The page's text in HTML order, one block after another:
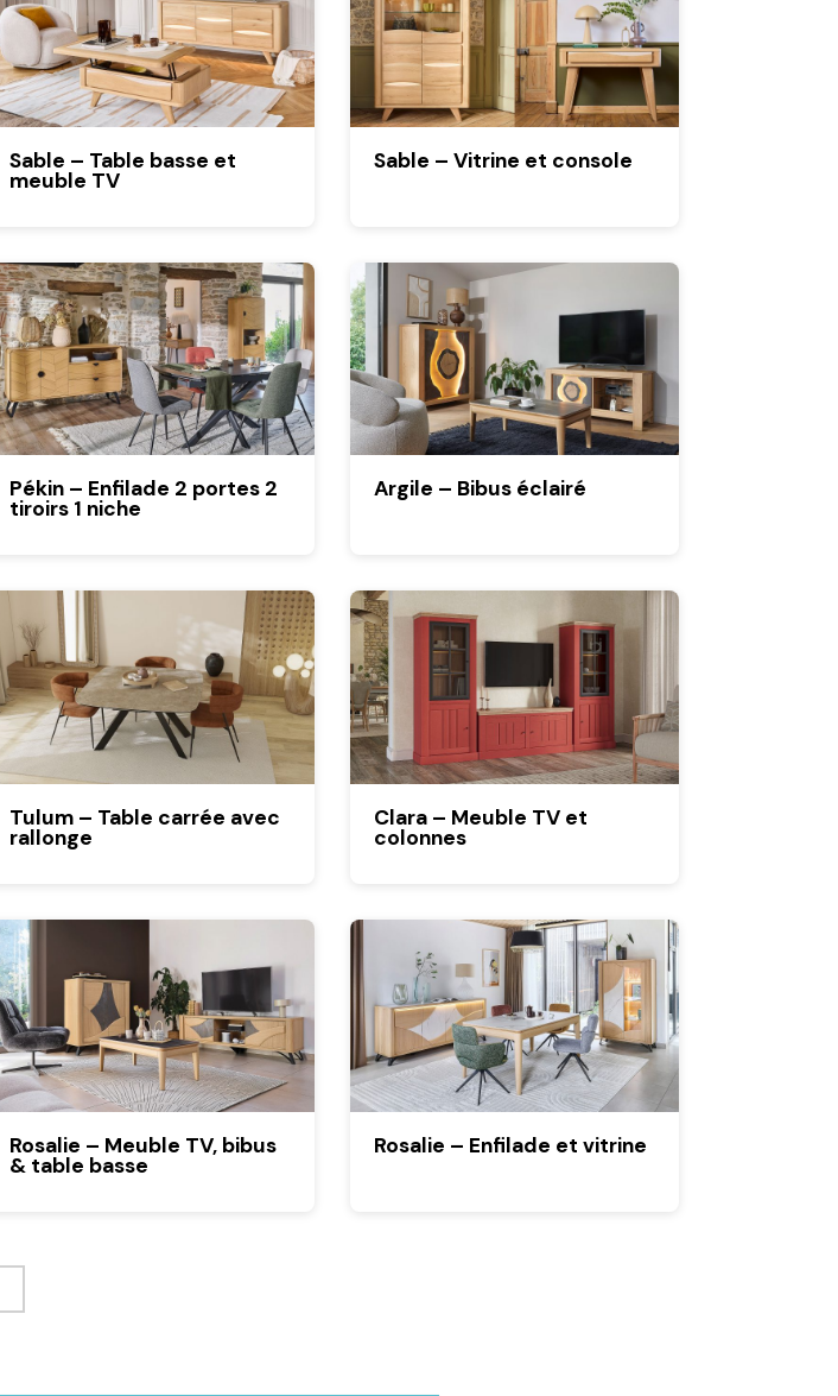
Sable – Table basse et
meuble TV
Sable – Vitrine et console
Pékin – Enfilade 2 portes 2
tiroirs 1 niche
Argile – Bibus éclairé
Tulum – Table carrée avec
rallonge
Clara – Meuble TV et
colonnes
Rosalie – Meuble TV, bibus
& table basse
Rosalie – Enfilade et vitrine